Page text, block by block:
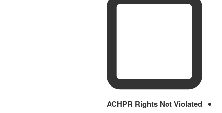
ACHPR Rights Not Violated